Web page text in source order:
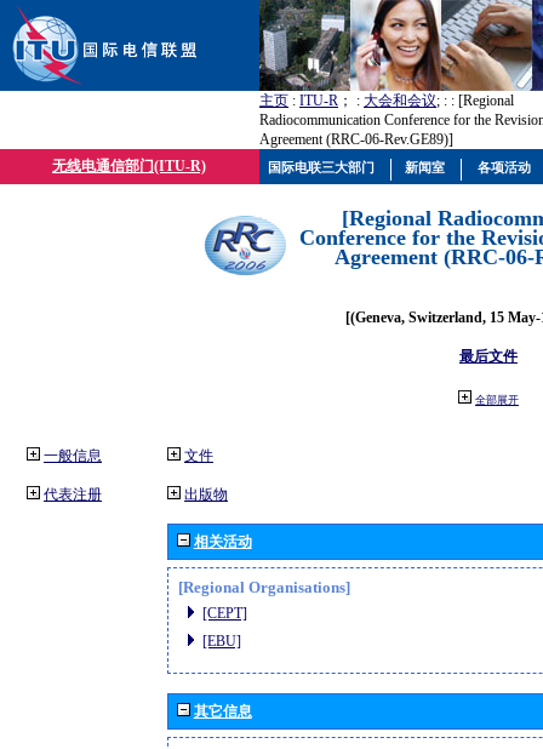
主页 : ITU-R ； : 大会和会议; : : [Regional
Radiocommunication Conference for the
Agreement (RRC-06-Rev.GE89)]
无线电通信部门(ITU-R)
[Regional
Conference for the
Agreement (RRC-06-
[(Geneva, Switzerland, 15
最后文件
全部展开
一般信息
代表注册
文件
出版物
相关活动
[Regional Organisations]
[CEPT]
[EBU]
其它信息
国际电联三大部门 新闻室 各项活动